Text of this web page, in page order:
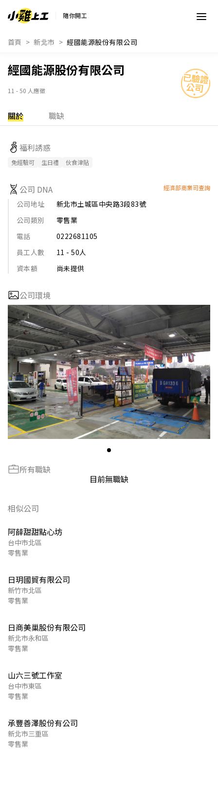
隨你開工
首頁 新北市 經國能源股份有限公司
經國能源股份有限公司
11 - 50 人應徵
關於 職缺
福利誘惑
免經驗可 生日禮 伙食津貼
公司 DNA 經濟部商業司查詢
公司地址
新北市土城區中央路3段83號
公司類別
零售業
電話
0222681105
員工人數
11 - 50人
資本額
尚未提供
公司環境
所有職缺
目前無職缺
相似公司
阿薛甜甜點心坊
台中市北區
零售業
日玥國貿有限公司
新竹市北區
零售業
日商美巢股份有限公司
新北市永和區
零售業
山六三號工作室
台中市東區
零售業
承豐善澤股份有公司
新北市三重區
零售業